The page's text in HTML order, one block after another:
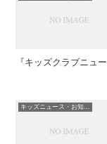
『キッズクラブニュ